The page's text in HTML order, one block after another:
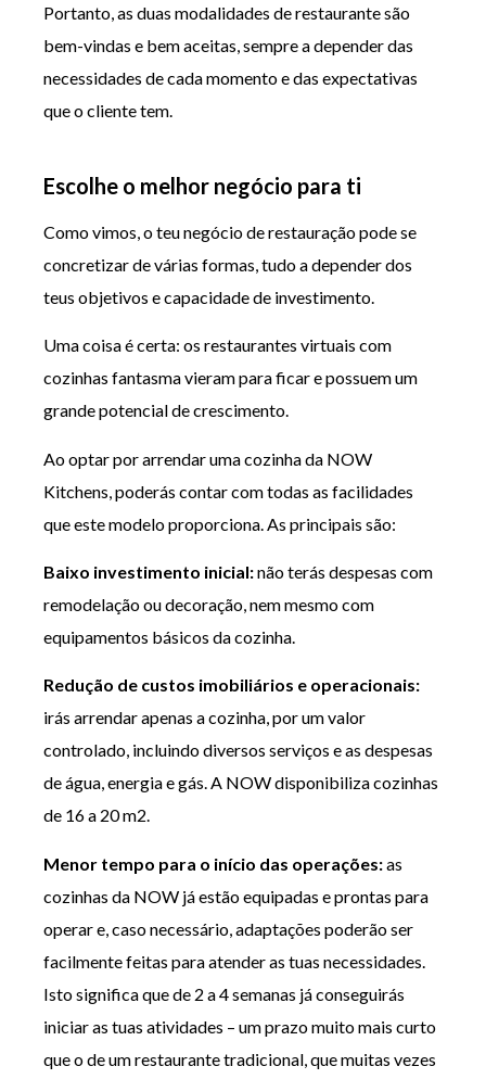
Portanto, as duas modalidades de restaurante são
bem-vindas e bem aceitas, sempre a depender das
necessidades de cada momento e das expectativas
que o cliente tem.
Escolhe o melhor negócio para ti
Como vimos, o teu negócio de restauração pode se
concretizar de várias formas, tudo a depender dos
teus objetivos e capacidade de investimento.
Uma coisa é certa: os restaurantes virtuais com
cozinhas fantasma vieram para ficar e possuem um
grande potencial de crescimento.
Ao optar por arrendar uma cozinha da NOW
Kitchens, poderás contar com todas as facilidades
que este modelo proporciona. As principais são:
Baixo investimento inicial:não terás despesas com
remodelação ou decoração, nem mesmo com
equipamentos básicos da cozinha.
Redução de custos imobiliários e operacionais:
irás arrendar apenas a cozinha, por um valor
controlado, incluindo diversos serviços e as despesas
de água, energia e gás. A NOW disponibiliza cozinhas
de 16 a 20 m2.
Menor tempo para o início das operações:as
cozinhas da NOW já estão equipadas e prontas para
operar e, caso necessário, adaptações poderão ser
facilmente feitas para atender as tuas necessidades.
Isto significa que de 2 a 4 semanas já conseguirás
iniciar as tuas atividades – um prazo muito mais curto
que o de um restaurante tradicional, que muitas vezes